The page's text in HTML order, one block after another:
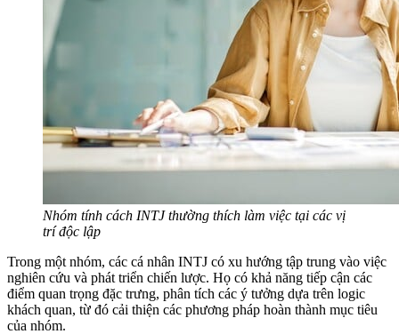
Nhóm tính cách INTJ thường thích làm việc tại các vị
trí độc lập
Trong một nhóm, các cá nhân INTJ có xu hướng tập trung vào việc
nghiên cứu và phát triển chiến lược. Họ có khả năng tiếp cận các
điểm quan trọng đặc trưng, phân tích các ý tưởng dựa trên logic
khách quan, từ đó cải thiện các phương pháp hoàn thành mục tiêu
của nhóm.